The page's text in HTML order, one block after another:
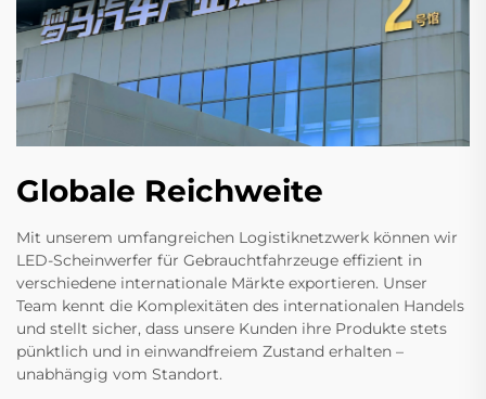
Globale Reichweite
Mit unserem umfangreichen Logistiknetzwerk können wir
LED-Scheinwerfer für Gebrauchtfahrzeuge effizient in
verschiedene internationale Märkte exportieren. Unser
Team kennt die Komplexitäten des internationalen Handels
und stellt sicher, dass unsere Kunden ihre Produkte stets
pünktlich und in einwandfreiem Zustand erhalten –
unabhängig vom Standort.